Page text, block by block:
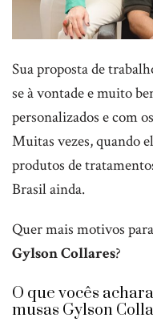
Sua proposta de
se à vontade e muito
personalizados e com
Muitas vezes, quando
produtos de
Brasil ainda.
Quer mais motivos
Gylson Collares?
O que vocês
musas Gylson